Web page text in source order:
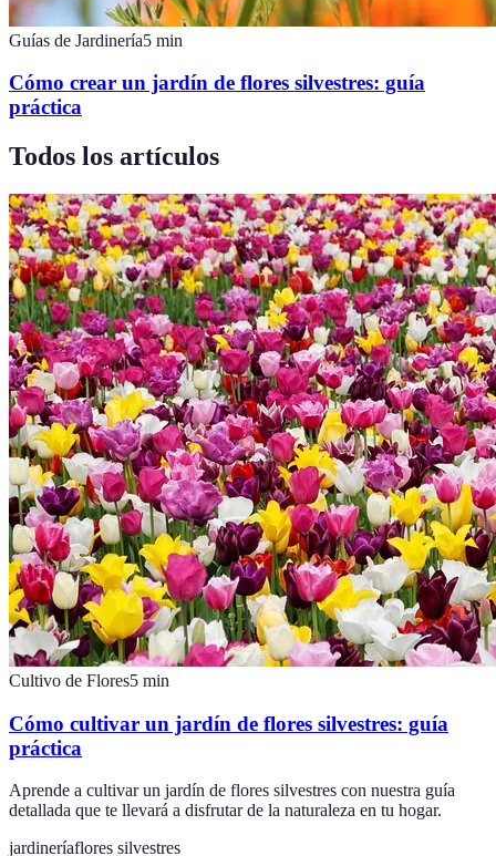
Guías de Jardinería5 min
Cómo crear un jardín de flores silvestres: guía
práctica
Todos los artículos
Cultivo de Flores5 min
Cómo cultivar un jardín de flores silvestres: guía
práctica
Aprende a cultivar un jardín de flores silvestres con nuestra guía
detallada que te llevará a disfrutar de la naturaleza en tu hogar.
jardineríaflores silvestres